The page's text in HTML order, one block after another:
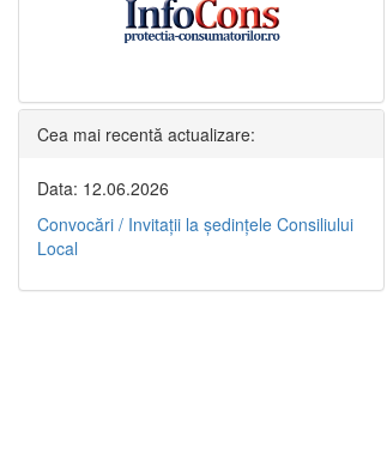
Cea mai recentă actualizare:
Data: 12.06.2026
Convocări / Invitaţii la şedinţele Consiliului
Local